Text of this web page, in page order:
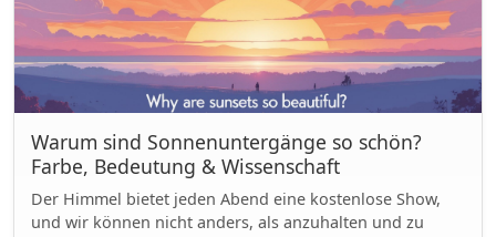
Warum sind Sonnenuntergänge so schön?
Farbe, Bedeutung & Wissenschaft
Der Himmel bietet jeden Abend eine kostenlose Show,
und wir können nicht anders, als anzuhalten und zu